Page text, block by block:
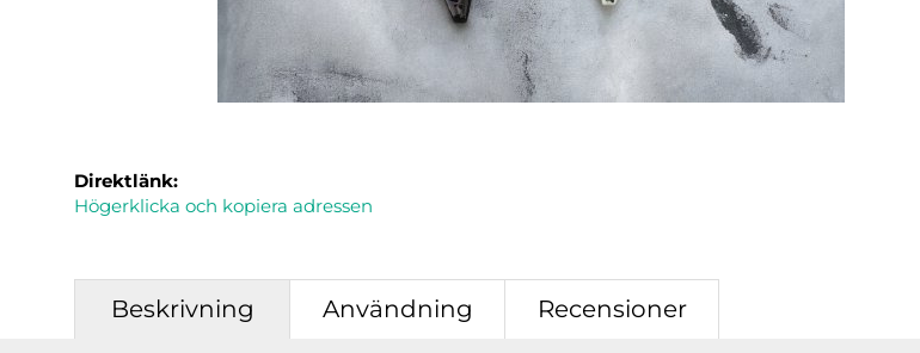
Direktlänk:
Högerklicka och kopiera adressen
Beskrivning Användning Recensioner